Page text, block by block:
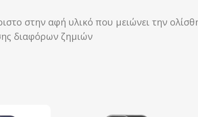
στην αφή υλικό που μειώνει την
διαφόρων ζημιών